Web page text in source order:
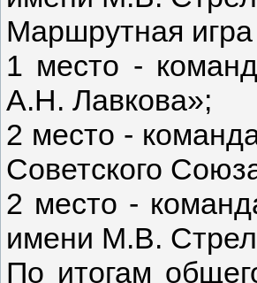
Маршрутная
1 место -
А.Н. Лавкова»;
2 место -
Советского
2 место -
имени М.В.
По итогам